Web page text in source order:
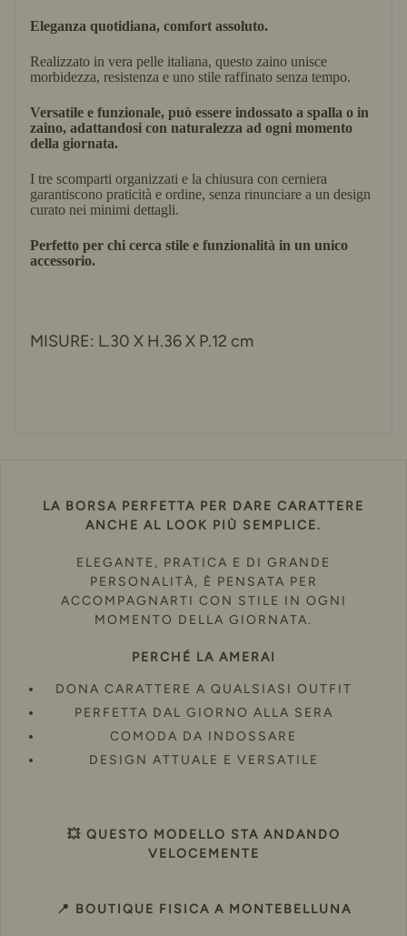
Eleganza quotidiana, comfort assoluto.
Realizzato in vera pelle italiana, questo zaino unisce
morbidezza, resistenza e uno stile raffinato senza tempo.
Versatile e funzionale, può essere indossato a spalla o in
zaino, adattandosi con naturalezza ad ogni momento
della giornata.
I tre scomparti organizzati e la chiusura con cerniera
garantiscono praticità e ordine, senza rinunciare a un design
curato nei minimi dettagli.
Perfetto per chi cerca stile e funzionalità in un unico
accessorio.
MISURE: L.30 X H.36 X P.12 cm
LA BORSA PERFETTA PER DARE CARATTERE
ANCHE AL LOOK PIÙ SEMPLICE.
ELEGANTE, PRATICA E DI GRANDE
PERSONALITÀ, È PENSATA PER
ACCOMPAGNARTI CON STILE IN OGNI
MOMENTO DELLA GIORNATA.
PERCHÉ LA AMERAI
DONA CARATTERE A QUALSIASI OUTFIT
PERFETTA DAL GIORNO ALLA SERA
COMODA DA INDOSSARE
DESIGN ATTUALE E VERSATILE
💥 QUESTO MODELLO STA ANDANDO
VELOCEMENTE
📍 BOUTIQUE FISICA A MONTEBELLUNA